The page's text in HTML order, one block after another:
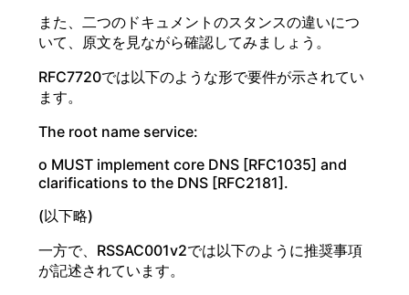
また、二つのドキュメントのスタンスの違いにつ
いて、原文を見ながら確認してみましょう。
RFC7720では以下のような形で要件が示されてい
ます。
The root name service:
o MUST implement core DNS [RFC1035] and
clarifications to the DNS [RFC2181].
(以下略)
一方で、RSSAC001v2では以下のように推奨事項
が記述されています。